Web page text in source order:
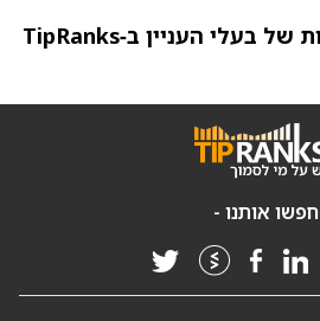
ראו את המניות החמות של בעלי העניין ב‑TipRanks
חפשו אותנו -